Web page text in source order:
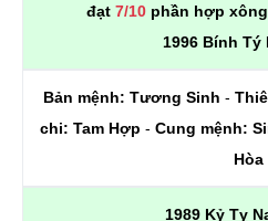
đạt 7/10phần hợp
1996 Bính Tý
Bản mệnh: Tương Sinh -
chi: Tam Hợp - Cung mệnh:
Hòa
1989 Kỷ Tỵ